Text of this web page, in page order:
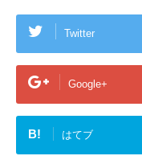
Twitter
Google+
B! はてブ